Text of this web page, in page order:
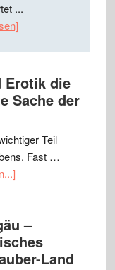
...
Erotik die
Sache der
Teil
Fast …
–
Land